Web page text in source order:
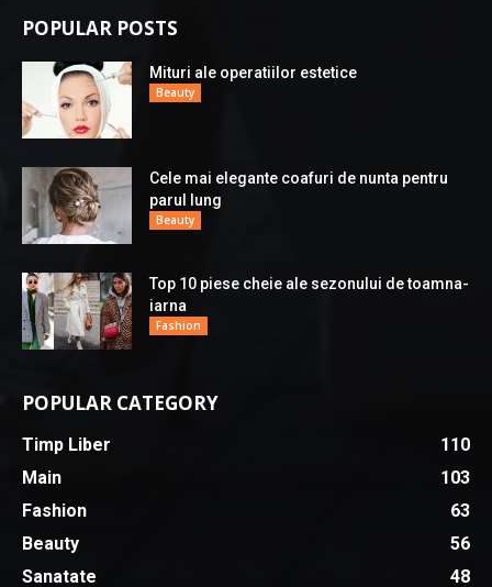
POPULAR POSTS
Mituri ale operatiilor estetice
Beauty
Cele mai elegante coafuri de nunta pentru
parul lung
Beauty
Top 10 piese cheie ale sezonului de toamna-
iarna
Fashion
POPULAR CATEGORY
Timp Liber
110
Main
103
Fashion
63
Beauty
56
Sanatate
48